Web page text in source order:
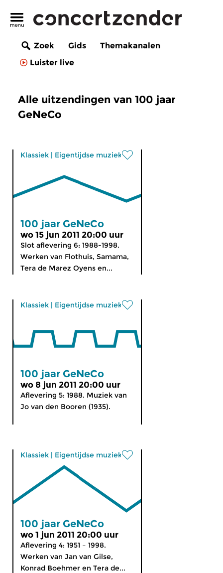
Zoek Gids
Themakanalen
Luister live
Alle uitzendingen van 100 jaar
GeNeCo
Klassiek | Eigentijdse muziek
100 jaar GeNeCo
wo 15 jun 2011 20:00 uur
Slot aflevering 6: 1988-1998.
Werken van Flothuis, Samama,
Tera de Marez Oyens en...
Klassiek | Eigentijdse muziek
100 jaar GeNeCo
wo 8 jun 2011 20:00 uur
Aflevering 5: 1988. Muziek van
Jo van den Booren (1935).
Klassiek | Eigentijdse muziek
100 jaar GeNeCo
wo 1 jun 2011 20:00 uur
Aflevering 4: 1951 – 1998.
Werken van Jan van Gilse,
Konrad Boehmer en Tera de...